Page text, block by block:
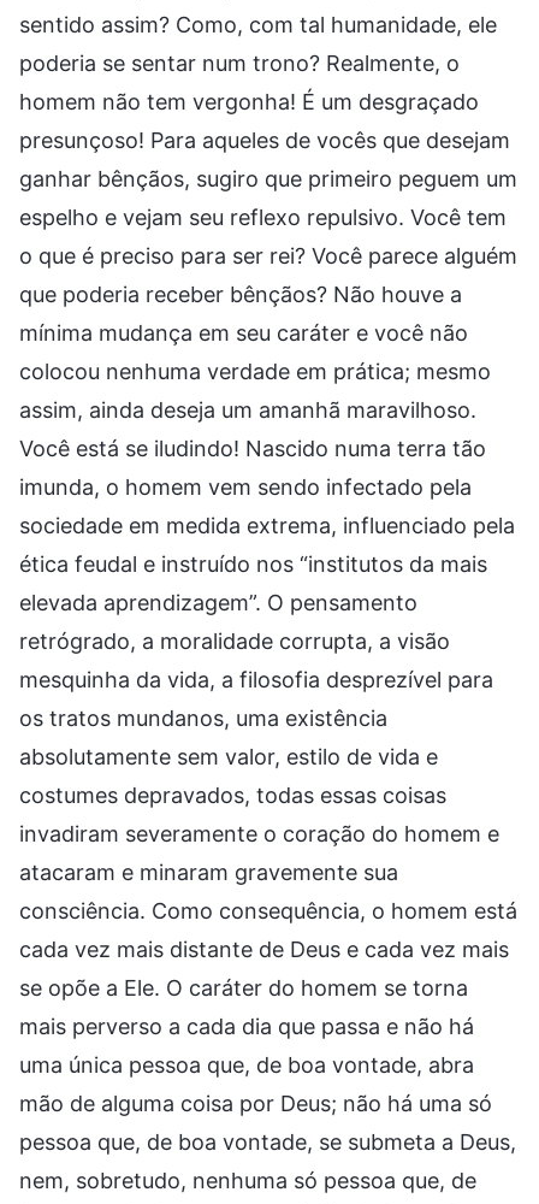
sentido assim? Como, com tal humanidade, ele
poderia se sentar num trono? Realmente, o
homem não tem vergonha! É um desgraçado
presunçoso! Para aqueles de vocês que desejam
ganhar bênçãos, sugiro que primeiro peguem um
espelho e vejam seu reflexo repulsivo. Você tem
o que é preciso para ser rei? Você parece alguém
que poderia receber bênçãos? Não houve a
mínima mudança em seu caráter e você não
colocou nenhuma verdade em prática; mesmo
assim, ainda deseja um amanhã maravilhoso.
Você está se iludindo! Nascido numa terra tão
imunda, o homem vem sendo infectado pela
sociedade em medida extrema, influenciado pela
ética feudal e instruído nos “institutos da mais
elevada aprendizagem”. O pensamento
retrógrado, a moralidade corrupta, a visão
mesquinha da vida, a filosofia desprezível para
os tratos mundanos, uma existência
absolutamente sem valor, estilo de vida e
costumes depravados, todas essas coisas
invadiram severamente o coração do homem e
atacaram e minaram gravemente sua
consciência. Como consequência, o homem está
cada vez mais distante de Deus e cada vez mais
se opõe a Ele. O caráter do homem se torna
mais perverso a cada dia que passa e não há
uma única pessoa que, de boa vontade, abra
mão de alguma coisa por Deus; não há uma só
pessoa que, de boa vontade, se submeta a Deus,
nem, sobretudo, nenhuma só pessoa que, de